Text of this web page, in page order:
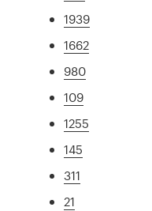
1939
1662
980
109
1255
145
311
21